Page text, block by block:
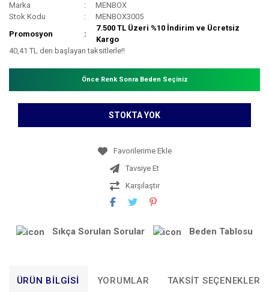
Marka
MENBOX
Stok Kodu
MENBOX3005
Promosyon
7.500 TL Üzeri %10 İndirim ve Ücretsiz
Kargo
40,41 TL den başlayan taksitlerle!!
Önce Renk Sonra Beden Seçiniz
STOKTA YOK
Tavsiye Et
Karşılaştır
Sıkça Sorulan Sorular Beden Tablosu
ÜRÜN BILGISI YORUMLAR TAKSIT SEÇENEKLERI